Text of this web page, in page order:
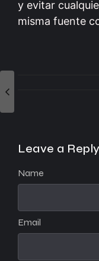
y evitar
misma fuente
Leave a Reply
Name
Email